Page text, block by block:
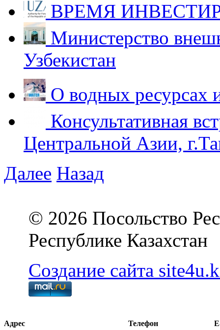
ВРЕМЯ
Министерство
Узбекистан
О водных ресурсах
Консультативная
Центральной Азии,
Далее Назад
© 2026 Посольство
Республике Казахстан
Создание сайта
Адрес
Телефон